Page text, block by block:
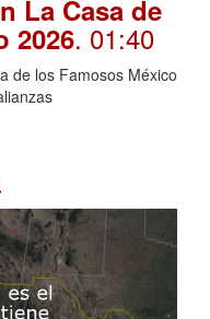
La Casa de
2026. 01:40
de los Famosos México